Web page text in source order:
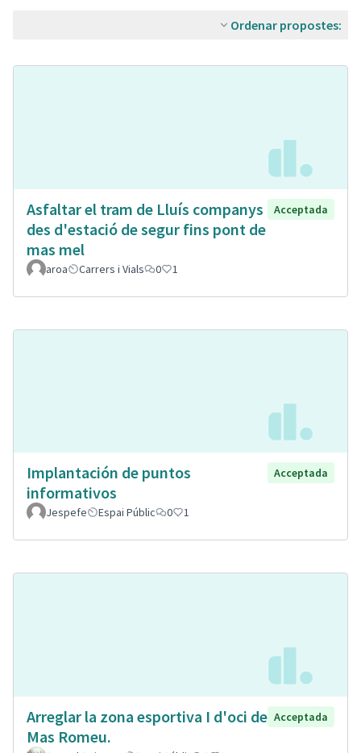
Ordenar propostes:
Asfaltar el tram de Lluís companys
des d'estació de segur fins pont de
mas mel
Acceptada
aroa Carrers i Vials 0 1
Implantación de puntos
informativos
Acceptada
Jespefe Espai Públic 0 1
Arreglar la zona esportiva I d'oci de
Mas Romeu.
Acceptada